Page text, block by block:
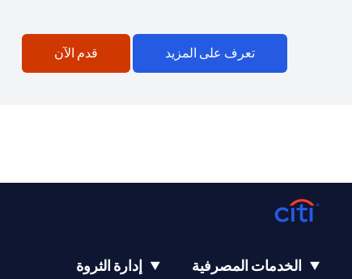
تعرف على المزيد قدم الآن
الخدمات المصرفية إدارة الثروة